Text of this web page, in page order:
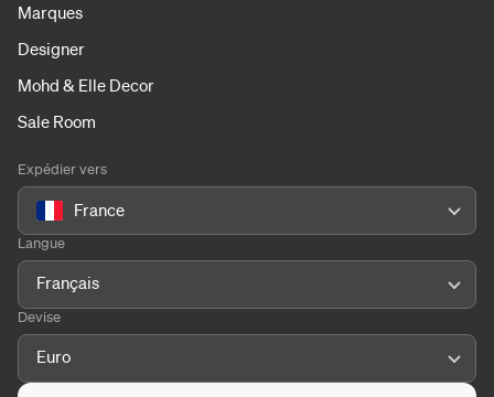
Marques
Designer
Mohd & Elle Decor
Sale Room
Expédier vers
France
Langue
Français
Devise
Euro